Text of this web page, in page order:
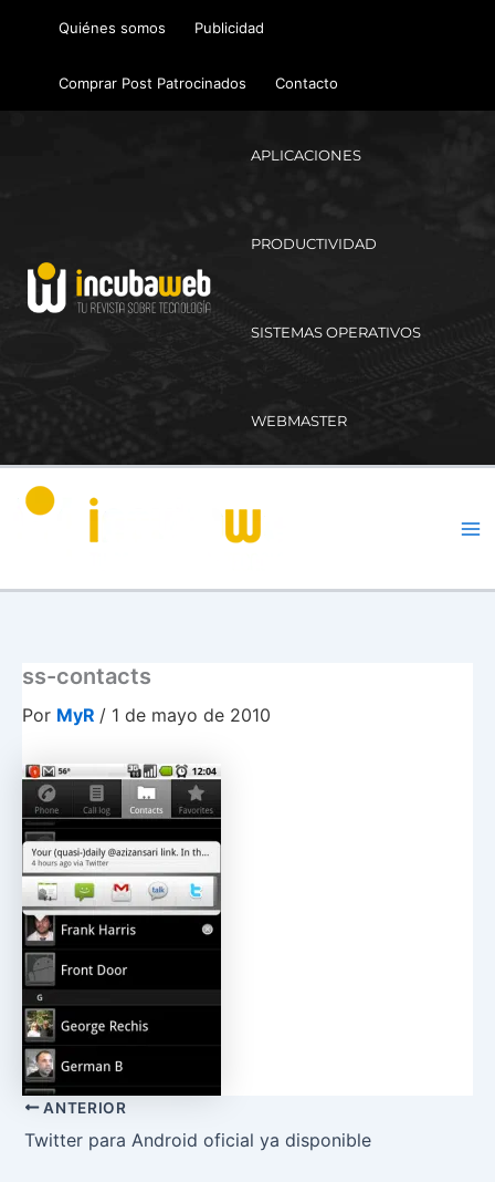
Quiénes somos Publicidad
Comprar Post Patrocinados Contacto
APLICACIONES
PRODUCTIVIDAD
SISTEMAS OPERATIVOS
WEBMASTER
ss-contacts
Por MyR / 1 de mayo de 2010
ANTERIOR
Twitter para Android oficial ya disponible